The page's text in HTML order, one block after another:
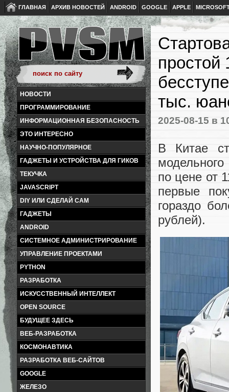
ГЛАВНАЯ АРХИВ НОВОСТЕЙ ANDROID GOOGLE APPLE
НОВОСТИ
ПРОГРАММИРОВАНИЕ
ИНФОРМАЦИОННАЯ БЕЗОПАСНОСТЬ
ЭТО ИНТЕРЕСНО
НАУЧНО-ПОПУЛЯРНОЕ
ГАДЖЕТЫ И УСТРОЙСТВА ДЛЯ ГИКОВ
ТЕКУЧКА
JAVASCRIPT
DIY ИЛИ СДЕЛАЙ САМ
ГАДЖЕТЫ
ANDROID
СИСТЕМНОЕ АДМИНИСТРИРОВАНИЕ
УПРАВЛЕНИЕ ПРОЕКТАМИ
PYTHON
РАЗРАБОТКА
ИСКУССТВЕННЫЙ ИНТЕЛЛЕКТ
OPEN SOURCE
БУДУЩЕЕ ЗДЕСЬ
ВЕБ-РАЗРАБОТКА
КОСМОНАВТИКА
РАЗРАБОТКА ВЕБ-САЙТОВ
GOOGLE
ЖЕЛЕЗО
тыс.
2025-08-15 в
В Китае
по цене от
первые
гораздо
рублей).